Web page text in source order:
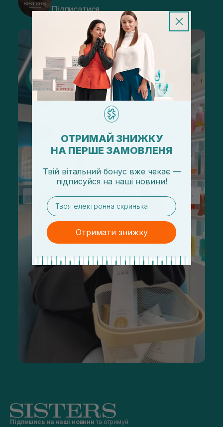
Підписатися
Підпишись на наші новини та отримуй
ОТРИМАЙ ЗНИЖКУ
НА ПЕРШЕ ЗАМОВЛЕНЯ
Твій вітальний бонус вже чекає —
підписуйся на наші новини!
email
Отримати знижку